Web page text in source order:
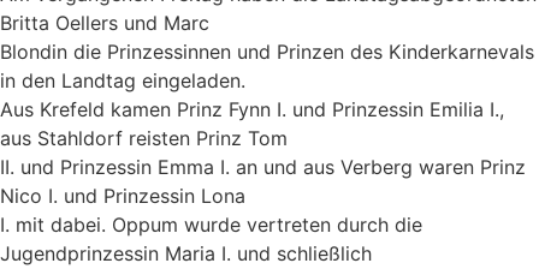
Britta Oellers und Marc
Blondin die Prinzessinnen und Prinzen des Kinderkarnevals
in den Landtag eingeladen.
Aus Krefeld kamen Prinz Fynn I. und Prinzessin Emilia I.,
aus Stahldorf reisten Prinz Tom
II. und Prinzessin Emma I. an und aus Verberg waren Prinz
Nico I. und Prinzessin Lona
I. mit dabei. Oppum wurde vertreten durch die
Jugendprinzessin Maria I. und schließlich